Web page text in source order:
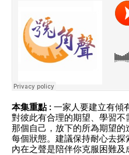
本集重點 : 一家人要建立有傾
對彼此有合理的期望、學習
那個自己，放下的所為期望
每個狀態。建議保持耐心去
內在之聲是陪伴你克服困難及